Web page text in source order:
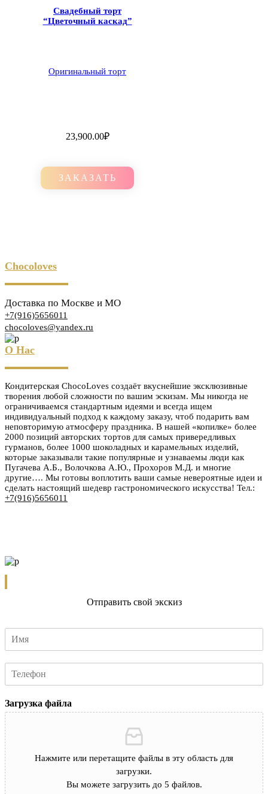
Свадебный торт
“Цветочный каскад”
Оригинальный торт
23,900.00₽
ЗАКАЗАТЬ
Chocoloves
Доставка по Москве и МО
+7(916)5656011
chocoloves@yandex.ru
О Нас
Кондитерская ChocoLoves создаёт вкуснейшие эксклюзивные
творения любой сложности по вашим эскизам. Мы никогда не
ограничиваемся стандартным идеями и всегда ищем
индивидуальный подход к каждому заказу, чтоб подарить вам
неповторимую атмосферу праздника. В нашей «копилке» более
2000 позиций авторских тортов для самых привередливых
гурманов, более 1000 шоколадных и карамельных изделий,
которые заказывали такие популярные и узнаваемы люди как
Пугачева А.Б., Волочкова А.Ю., Прохоров М.Д. и многие
другие…. Мы готовы воплотить ваши самые невероятные идеи и
сделать настоящий шедевр гастрономического искусства! Тел.:
+7(916)5656011
Отправить свой экскиз
Загрузка файла
Нажмите или перетащите файлы в эту область для
загрузки.
Вы можете загрузить до 5 файлов.